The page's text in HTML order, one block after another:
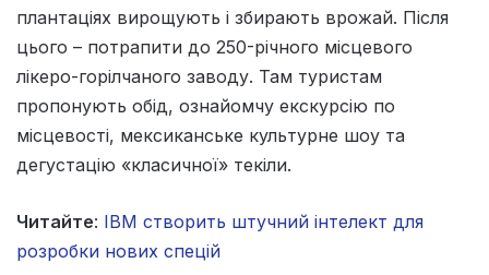
плантаціях вирощують і збирають врожай. Після
цього – потрапити до 250-річного місцевого
лікеро-горілчаного заводу. Там туристам
пропонують обід, ознайомчу екскурсію по
місцевості, мексиканське культурне шоу та
дегустацію «класичної» текіли.
Читайте: IBM створить штучний інтелект для
розробки нових спецій